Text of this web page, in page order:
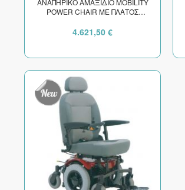
ΑΝΑΠΗΡΙΚΟ ΑΜΑΞΙΔΙΟ MOBILITY
POWER CHAIR ΜΕ ΠΛΑΤΟΣ
4.621,50 €